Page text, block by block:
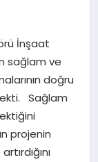
İnşaat
sağlam ve
doğru
Sağlam
projenin